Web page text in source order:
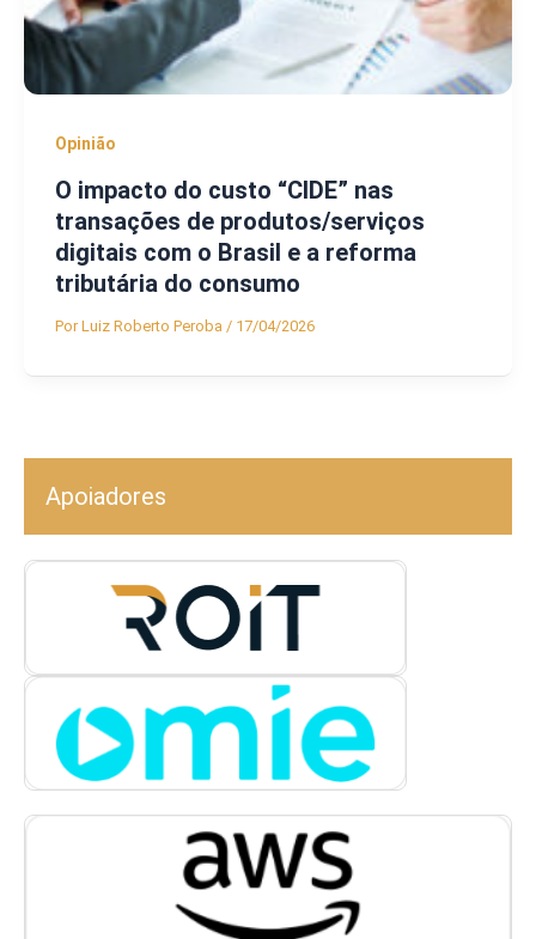
Opinião
O impacto do custo “CIDE” nas
transações de produtos/serviços
digitais com o Brasil e a reforma
tributária do consumo
PorLuiz Roberto Peroba / 17/04/2026
Apoiadores